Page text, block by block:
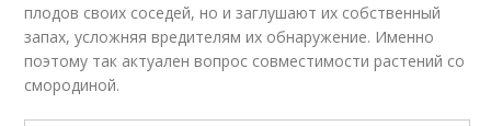
плодов своих соседей, но и заглушают их собственный
запах, усложняя вредителям их обнаружение. Именно
поэтому так актуален вопрос совместимости растений со
смородиной.